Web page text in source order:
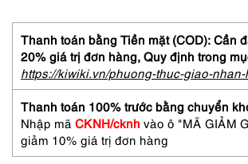
da
trăn-
MODE
KOARU
python
leather
backpack
số
lượng
Thanh toán bằng Tiền mặt (COD): Cần
20% giá trị đơn hàng, Quy định trong
https://kiwiki.vn/phuong-thuc-giao-
Thanh toán 100% trước bằng chuyển
Nhập mã CKNH/cknh vào ô "MÃ GIẢM
giảm 10% giá trị đơn hàng